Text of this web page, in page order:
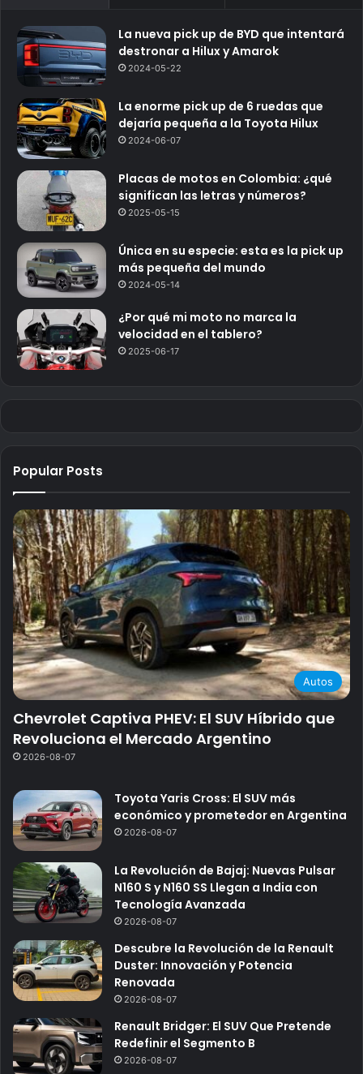
La nueva pick up de BYD que intentará
destronar a Hilux y Amarok
2024-05-22
La enorme pick up de 6 ruedas que
dejaría pequeña a la Toyota Hilux
2024-06-07
Placas de motos en Colombia: ¿qué
significan las letras y números?
2025-05-15
Única en su especie: esta es la pick up
más pequeña del mundo
2024-05-14
¿Por qué mi moto no marca la
velocidad en el tablero?
2025-06-17
Popular Posts
Autos
Chevrolet Captiva PHEV: El SUV Híbrido que
Revoluciona el Mercado Argentino
2026-08-07
Toyota Yaris Cross: El SUV más
económico y prometedor en Argentina
2026-08-07
La Revolución de Bajaj: Nuevas Pulsar
N160 S y N160 SS Llegan a India con
Tecnología Avanzada
2026-08-07
Descubre la Revolución de la Renault
Duster: Innovación y Potencia
Renovada
2026-08-07
Renault Bridger: El SUV Que Pretende
Redefinir el Segmento B
2026-08-07